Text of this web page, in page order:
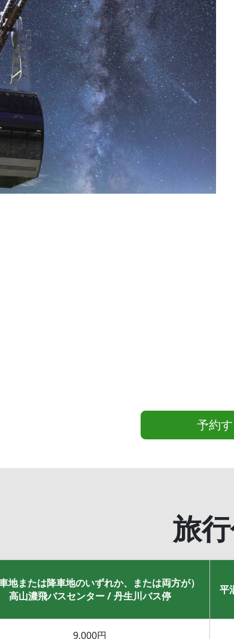
予約
旅
車地または降車地のいずれか、または両方が）
高山濃飛バスセンター / 丹生川バス停
平
9,000円